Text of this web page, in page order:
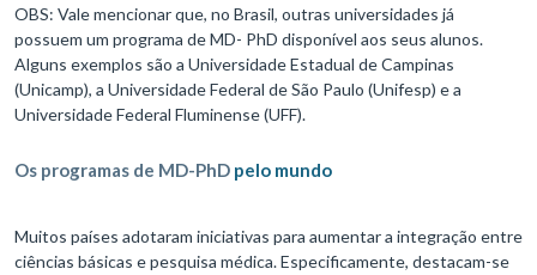
OBS: Vale mencionar que, no Brasil, outras universidades já
possuem um programa de MD- PhD disponível aos seus alunos.
Alguns exemplos são a Universidade Estadual de Campinas
(Unicamp), a Universidade Federal de São Paulo (Unifesp) e a
Universidade Federal Fluminense (UFF).
Os programas de MD-PhD pelo mundo
Muitos países adotaram iniciativas para aumentar a integração entre
ciências básicas e pesquisa médica. Especificamente, destacam-se